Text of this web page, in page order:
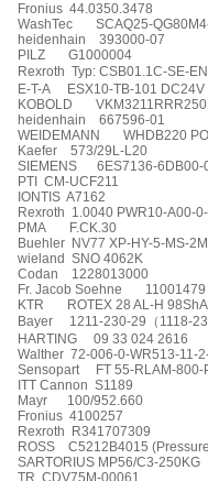
Fronius 44.0350.3478
WashTec
SCAQ25-
heidenhain
393000-07
PILZ
G1000004
Rexroth Typ: CSB01.1C-SE-
E-T-A
ESX10-TB-101 DC24V
KOBOLD
heidenhain
667596-01
WEIDEMANN
WHDB220
Kaefer
573/29L-L20
SIEMENS
6ES7136-6DB00-
PTI
CM-UCF211
IONTIS A7162
Rexroth 1.0040 PWR10-A00-
PMA
F.CK.30
Buehler NV77 XP-HY-5-MS-
wieland SNO 4062K
Codan
1228013000
Fr. Jacob Soehne
11001479
KTR
ROTEX 28 AL-H
Bayer
1211-230-29 （ 1118-
HARTING
09 33 024 2616
Walther 72-006-0-WR513-11-
Sensopart
FT 55-RLAM-
ITT Cannon S1189
Mayr
100/952.660
Fronius 4100257
Rexroth
R341707309
ROSS
C5212B4015
SARTORIUS MP56/C3-250KG
TR CDV75M-00061